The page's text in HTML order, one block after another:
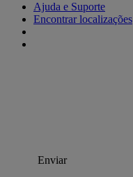
Ajuda e Suporte
Encontrar localizações
Enviar